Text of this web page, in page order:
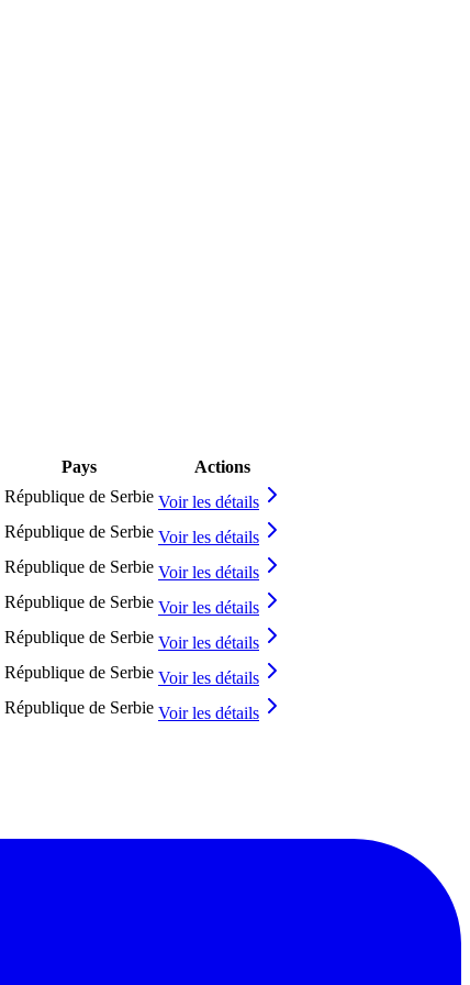
Pays
Actions
République de Serbie Voir les détails
République de Serbie Voir les détails
République de Serbie Voir les détails
République de Serbie Voir les détails
République de Serbie Voir les détails
République de Serbie Voir les détails
République de Serbie Voir les détails